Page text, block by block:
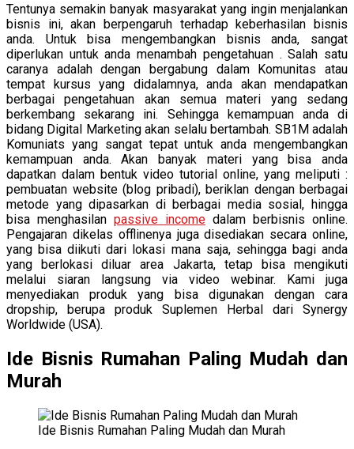
Tentunya semakin banyak masyarakat yang ingin menjalankan
bisnis ini, akan berpengaruh terhadap keberhasilan bisnis
anda. Untuk bisa mengembangkan bisnis anda, sangat
diperlukan untuk anda menambah pengetahuan . Salah satu
caranya adalah dengan bergabung dalam Komunitas atau
tempat kursus yang didalamnya, anda akan mendapatkan
berbagai pengetahuan akan semua materi yang sedang
berkembang sekarang ini. Sehingga kemampuan anda di
bidang Digital Marketing akan selalu bertambah. SB1M adalah
Komuniats yang sangat tepat untuk anda mengembangkan
kemampuan anda. Akan banyak materi yang bisa anda
dapatkan dalam bentuk video tutorial online, yang meliputi :
pembuatan website (blog pribadi), beriklan dengan berbagai
metode yang dipasarkan di berbagai media sosial, hingga
bisa menghasilan passive income dalam berbisnis online.
Pengajaran dikelas offlinenya juga disediakan secara online,
yang bisa diikuti dari lokasi mana saja, sehingga bagi anda
yang berlokasi diluar area Jakarta, tetap bisa mengikuti
melalui siaran langsung via video webinar. Kami juga
menyediakan produk yang bisa digunakan dengan cara
dropship, berupa produk Suplemen Herbal dari Synergy
Worldwide (USA).
Ide Bisnis Rumahan Paling Mudah dan
Murah
Ide Bisnis Rumahan Paling Mudah dan Murah